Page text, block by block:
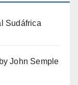
Sudáfrica
John Semple